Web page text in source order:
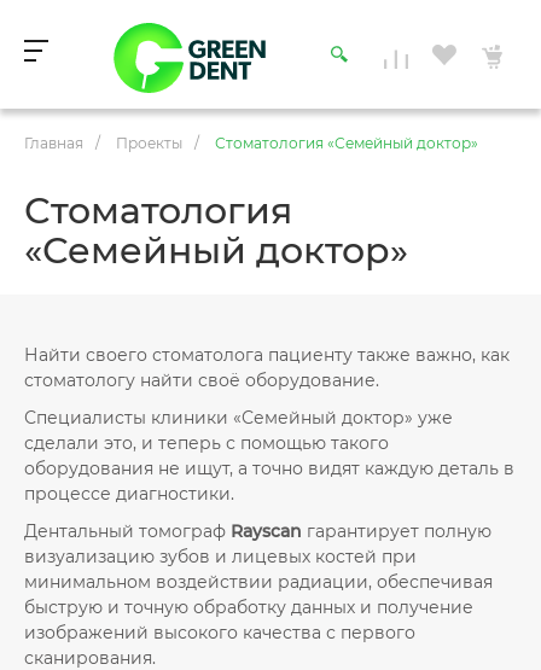
Главная / Проекты / Стоматология «Семейный доктор»
Стоматология
«Семейный доктор»
Найти своего стоматолога пациенту также важно, как
стоматологу найти своё оборудование.
Специалисты клиники «Семейный доктор» уже
сделали это, и теперь с помощью такого
оборудования не ищут, а точно видят каждую деталь в
процессе диагностики.
Дентальный томограф Rayscan гарантирует полную
визуализацию зубов и лицевых костей при
минимальном воздействии радиации, обеспечивая
быструю и точную обработку данных и получение
изображений высокого качества с первого
сканирования.